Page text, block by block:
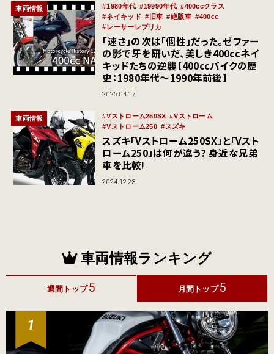
車両情報 1980年代 19990年代
400ccクラス
ネイキッド
旧車 絶版車
400cc
レーサーレプリカ
「速さ」の次は「個性」だった。ゼファー
の影で牙を研いだ、美しき400ccネイ
キッドたちの逆襲【400ccバイクの歴
史：1980年代〜1990年前後】
2026.04.17
車両情報 Vストローム250SX
Vストローム
Vストローム250
スズキ
スズキ「Vストローム250SX」と「Vスト
ローム250」は何が違う? 身近な兄弟
車を比較!
2024.12.23
車両情報ランキング
週間トップ5 月間トップ 5